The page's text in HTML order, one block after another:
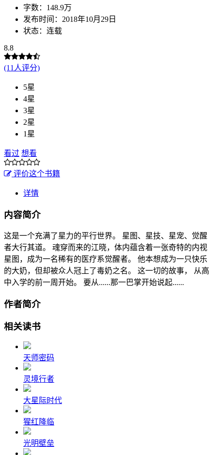
字数：148.9万
发布时间：2018年10月29日
状态：连载
8.8
(11人评分)
5星
4星
3星
2星
1星
看过 想看
评价这个书籍
详情
内容简介
这是一个充满了星力的平行世界。 星图、星技、星宠、觉醒
者大行其道。 魂穿而来的江晓，体内蕴含着一张奇特的内视
星图，成为一名稀有的医疗系觉醒者。 他本想成为一只快乐
的大奶，但却被众人冠上了毒奶之名。 这一切的故事， 从高
中入学的前一周开始。 要从......那一巴掌开始说起......
作者简介
相关读书
天师密码
灵境行者
大星际时代
猩红降临
光明壁垒